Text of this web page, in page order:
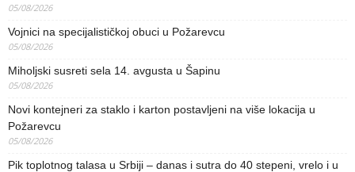
05/08/2026
Vojnici na specijalističkoj obuci u Požarevcu
05/08/2026
Miholjski susreti sela 14. avgusta u Šapinu
05/08/2026
Novi kontejneri za staklo i karton postavljeni na više lokacija u
Požarevcu
05/08/2026
Pik toplotnog talasa u Srbiji – danas i sutra do 40 stepeni, vrelo i u